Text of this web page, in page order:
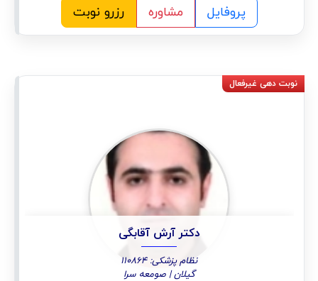
پروفایل مشاوره رزرو نوبت
دکتر آرش آقابگی
نظام پزشکی: 110864
گیلان | صومعه سرا